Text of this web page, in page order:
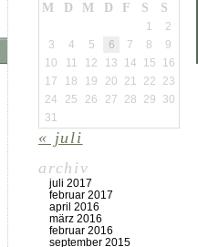
M D M D F S S
1
2
3
4 5 6 7 8
9
10
11 12 13 14 15
16
17
18 19 20 21 22
23
24
25 26 27 28 29
30
31
« juli
archiv
juli 2017
februar 2017
april 2016
märz 2016
februar 2016
september 2015